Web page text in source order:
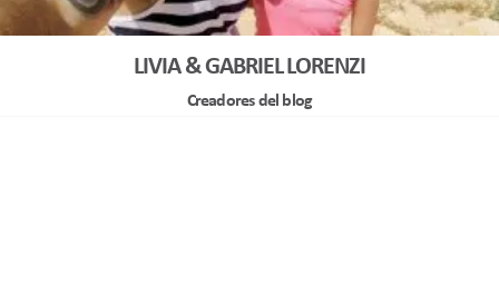
LIVIA & GABRIEL LORENZI
Creadores del blog